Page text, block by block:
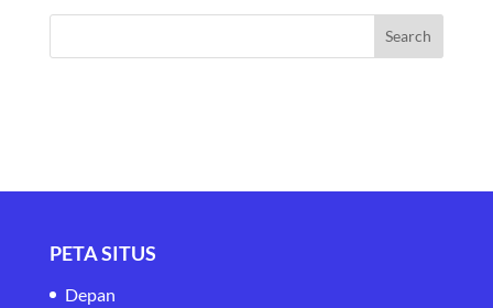
PETA SITUS
Depan